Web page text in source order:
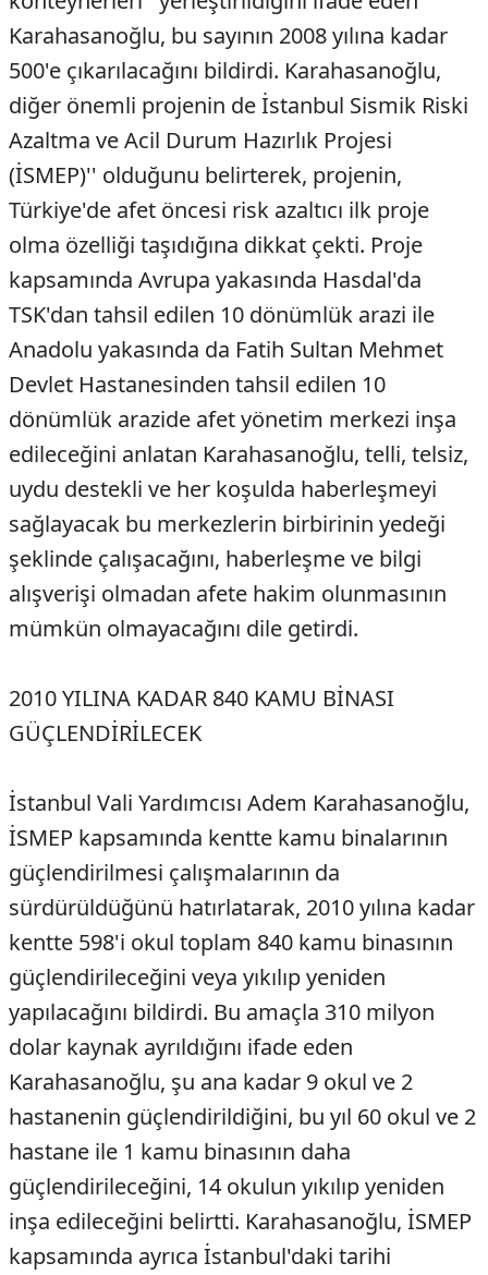
Karahasanoğlu, bu sayının 2008 yılına kadar
500'e çıkarılacağını bildirdi. Karahasanoğlu,
diğer önemli projenin de İstanbul Sismik Riski
Azaltma ve Acil Durum Hazırlık Projesi
(İSMEP)'' olduğunu belirterek, projenin,
Türkiye'de afet öncesi risk azaltıcı ilk proje
olma özelliği taşıdığına dikkat çekti. Proje
kapsamında Avrupa yakasında Hasdal'da
TSK'dan tahsil edilen 10 dönümlük arazi ile
Anadolu yakasında da Fatih Sultan Mehmet
Devlet Hastanesinden tahsil edilen 10
dönümlük arazide afet yönetim merkezi inşa
edileceğini anlatan Karahasanoğlu, telli, telsiz,
uydu destekli ve her koşulda haberleşmeyi
sağlayacak bu merkezlerin birbirinin yedeği
şeklinde çalışacağını, haberleşme ve bilgi
alışverişi olmadan afete hakim olunmasının
mümkün olmayacağını dile getirdi.
2010 YILINA KADAR 840 KAMU BİNASI
GÜÇLENDİRİLECEK
İstanbul Vali Yardımcısı Adem Karahasanoğlu,
İSMEP kapsamında kentte kamu binalarının
güçlendirilmesi çalışmalarının da
sürdürüldüğünü hatırlatarak, 2010 yılına kadar
kentte 598'i okul toplam 840 kamu binasının
güçlendirileceğini veya yıkılıp yeniden
yapılacağını bildirdi. Bu amaçla 310 milyon
dolar kaynak ayrıldığını ifade eden
Karahasanoğlu, şu ana kadar 9 okul ve 2
hastanenin güçlendirildiğini, bu yıl 60 okul ve 2
hastane ile 1 kamu binasının daha
güçlendirileceğini, 14 okulun yıkılıp yeniden
inşa edileceğini belirtti. Karahasanoğlu, İSMEP
kapsamında ayrıca İstanbul'daki tarihi